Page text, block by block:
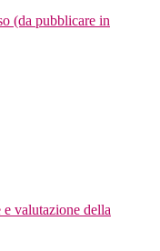
(da pubblicare in
valutazione della